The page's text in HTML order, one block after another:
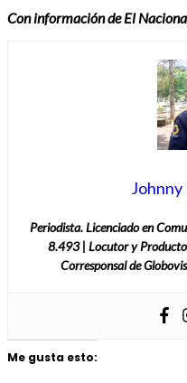
Con información de El
Johnny
Periodista. Licenciado en
8.493 | Locutor y
Corresponsal de
Me gusta esto: